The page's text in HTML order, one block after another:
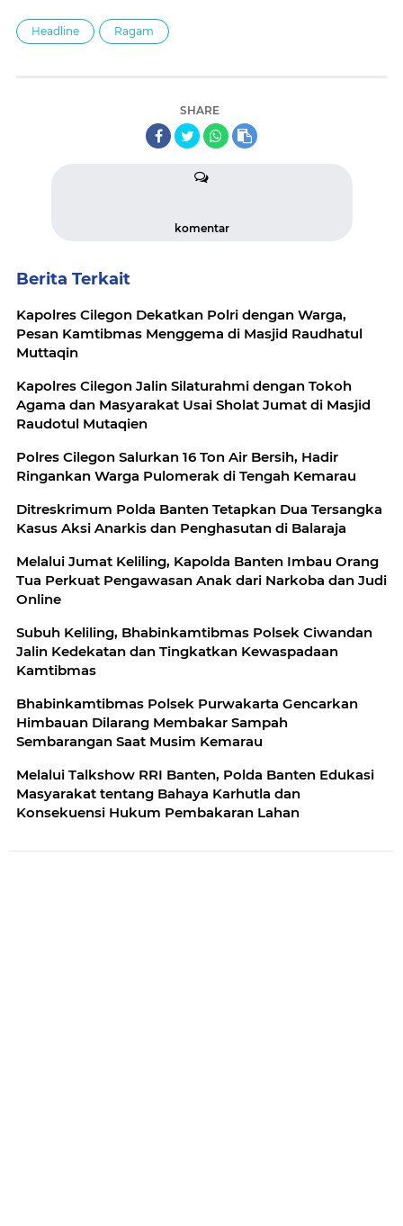
Headline Ragam
SHARE
komentar
Berita Terkait
Kapolres Cilegon Dekatkan Polri dengan Warga,
Pesan Kamtibmas Menggema di Masjid Raudhatul
Muttaqin
Kapolres Cilegon Jalin Silaturahmi dengan Tokoh
Agama dan Masyarakat Usai Sholat Jumat di Masjid
Raudotul Mutaqien
Polres Cilegon Salurkan 16 Ton Air Bersih, Hadir
Ringankan Warga Pulomerak di Tengah Kemarau
Ditreskrimum Polda Banten Tetapkan Dua Tersangka
Kasus Aksi Anarkis dan Penghasutan di Balaraja
Melalui Jumat Keliling, Kapolda Banten Imbau Orang
Tua Perkuat Pengawasan Anak dari Narkoba dan Judi
Online
Subuh Keliling, Bhabinkamtibmas Polsek Ciwandan
Jalin Kedekatan dan Tingkatkan Kewaspadaan
Kamtibmas
Bhabinkamtibmas Polsek Purwakarta Gencarkan
Himbauan Dilarang Membakar Sampah
Sembarangan Saat Musim Kemarau
Melalui Talkshow RRI Banten, Polda Banten Edukasi
Masyarakat tentang Bahaya Karhutla dan
Konsekuensi Hukum Pembakaran Lahan